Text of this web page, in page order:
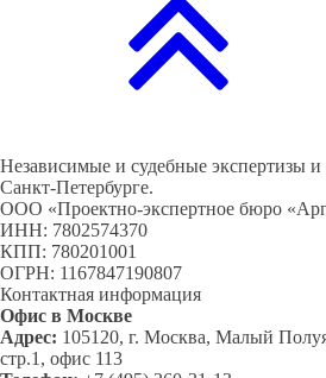
Независимые и судебные экспертизы
Санкт-Петербурге.
ООО «Проектно-экспертное бюро
ИНН: 7802574370
КПП: 780201001
ОГРН: 1167847190807
Контактная информация
Офис в Москве
Адрес: 105120, г. Москва, Малый
стр.1, офис 113